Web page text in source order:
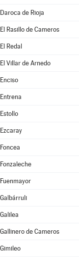
Daroca de Rioja
El Rasillo de Cameros
El Redal
El Villar de Arnedo
Enciso
Entrena
Estollo
Ezcaray
Foncea
Fonzaleche
Fuenmayor
Galbárruli
Galilea
Gallinero de Cameros
Gimileo